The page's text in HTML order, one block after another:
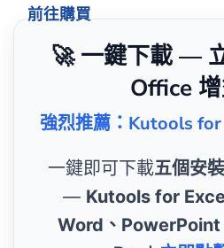
前往購買
🚀 一鍵下載 —
Office
強烈推薦：Kutools for
一鍵即可下載五個安
— Kutools for
Word、PowerPoint